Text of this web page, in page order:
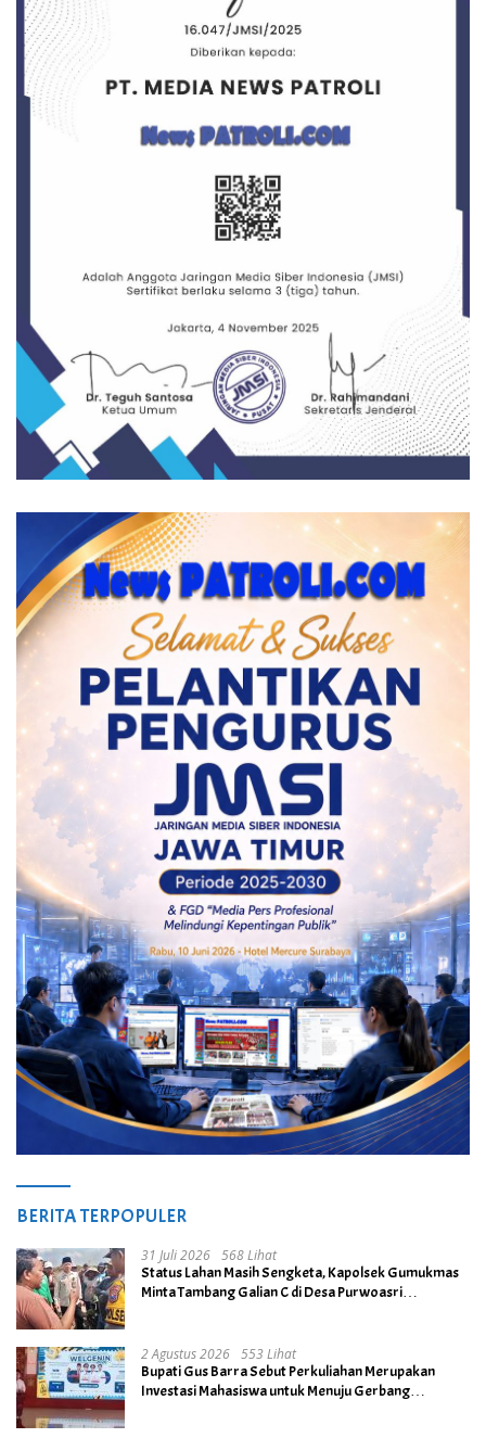
BERITA TERPOPULER
31 Juli 2026 568 Lihat
Status Lahan Masih Sengketa, Kapolsek Gumukmas
Minta Tambang Galian C di Desa Purwoasri
2 Agustus 2026 553 Lihat
Bupati Gus Barra Sebut Perkuliahan Merupakan
Investasi Mahasiswa untuk Menuju Gerbang